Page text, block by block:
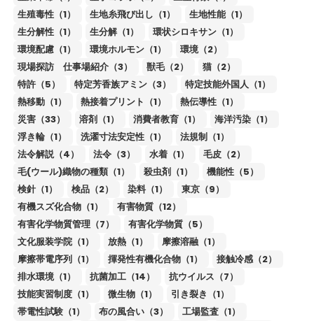
生殖毒性（1）
生地糸飛び出し（1）
生地性能（1）
生分解性（1）
生分解（1）
環状シロキサン（1）
環境配慮（1）
環境ホルモン（1）
環境（2）
現場探訪 仕事場紹介（3）
獣毛（2）
猫（2）
特許（5）
特定芳香族アミン（3）
特定技能外国人（1）
熱移動（1）
熱接着プリント（1）
熱伝導性（1）
災害（33）
溶剤（1） 消費者教育（1）
海洋汚染（1）
浮き輪（1）
洗濯寸法安定性（1）
法規制（1）
法令解説（4）
法令（3） 水着（1）
毛皮（2）
毛(ウール)織物の種類（1）
殺虫剤（1）
機能性（5）
検針（1）
検品（2） 染料（1）
東京（9）
有機スズ化合物（1）
有害物質（12）
有害化学物質管理（7）
有害化学物質（5）
文化服装学院（1）
放熱（1）
摩擦溶融（1）
摩擦帯電序列（1）
揮発性有機化合物（1）
接触冷感（2）
排水環境（1）
抗菌加工（14）
抗ウイルス（7）
技能実習制度（1）
微生物（1）
引き裂き（1）
帯電性試験（1）
布の風合い（3）
工場監査（1）